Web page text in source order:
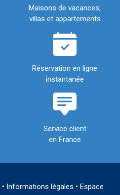
Maisons de vacances,
villas et appartements
Réservation en ligne
instantanée
Service client
en France
• Informations légales • Espace